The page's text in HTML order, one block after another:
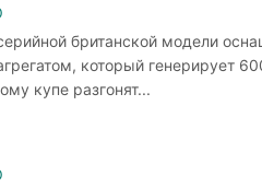
британской модели
который генерирует
купе разгонят...